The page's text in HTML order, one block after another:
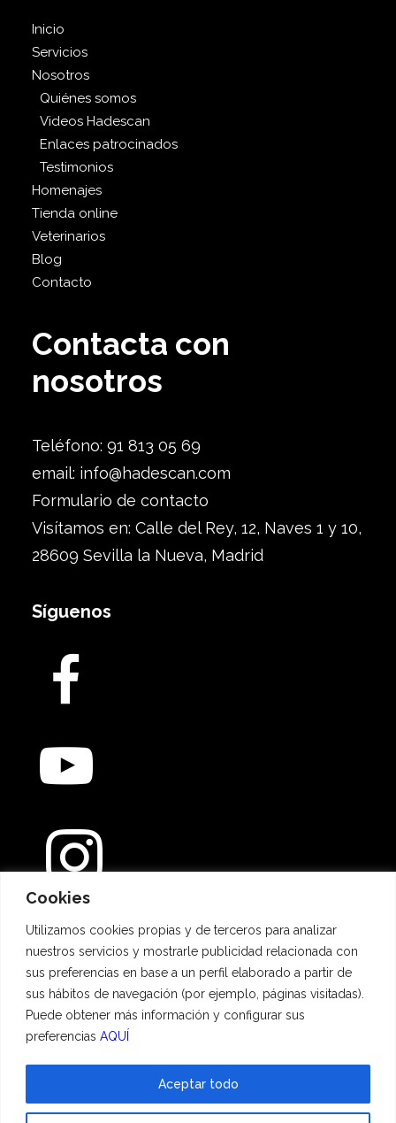
Cookies
Utilizamos cookies propias y de terceros para analizar
nuestros servicios y mostrarle publicidad relacionada con
sus preferencias en base a un perfil elaborado a partir de
sus hábitos de navegación (por ejemplo, páginas visitadas).
Puede obtener más información y configurar sus
preferencias AQUÍ
Aceptar todo
Inicio
Servicios
Nosotros
Quiénes somos
Videos Hadescan
Enlaces patrocinados
Testimonios
Homenajes
Tienda online
Veterinarios
Blog
Contacto
Contacta con
nosotros
Teléfono: 91 813 05 69
email: info@hadescan.com
Formulario de contacto
Visítamos en: Calle del Rey, 12, Naves 1 y 10,
28609 Sevilla la Nueva, Madrid
Síguenos
Métodos de pago